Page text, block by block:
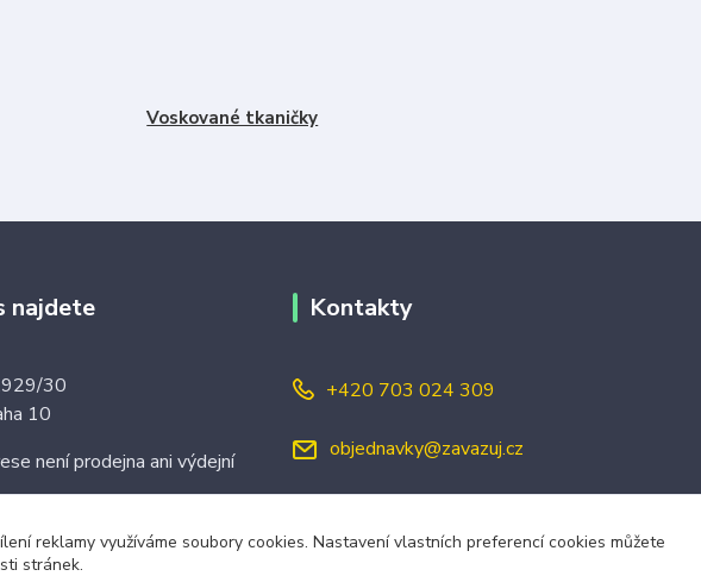
Voskované tkaničky
najdete
30
10
není prodejna ani výdejní
Kontakty
+420 703 024 309
objednavky@zavazuj.cz
reklamy využíváme soubory cookies. Nastavení vlastních preferencí cookies můžete
stránek.